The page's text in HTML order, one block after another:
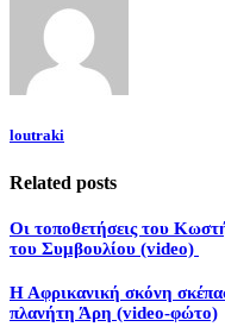
loutraki
Related posts
Οι τοποθετήσεις του
του Συμβουλίου (video)
H Aφρικανική σκόνη
πλανήτη Άρη (video-φώτο)